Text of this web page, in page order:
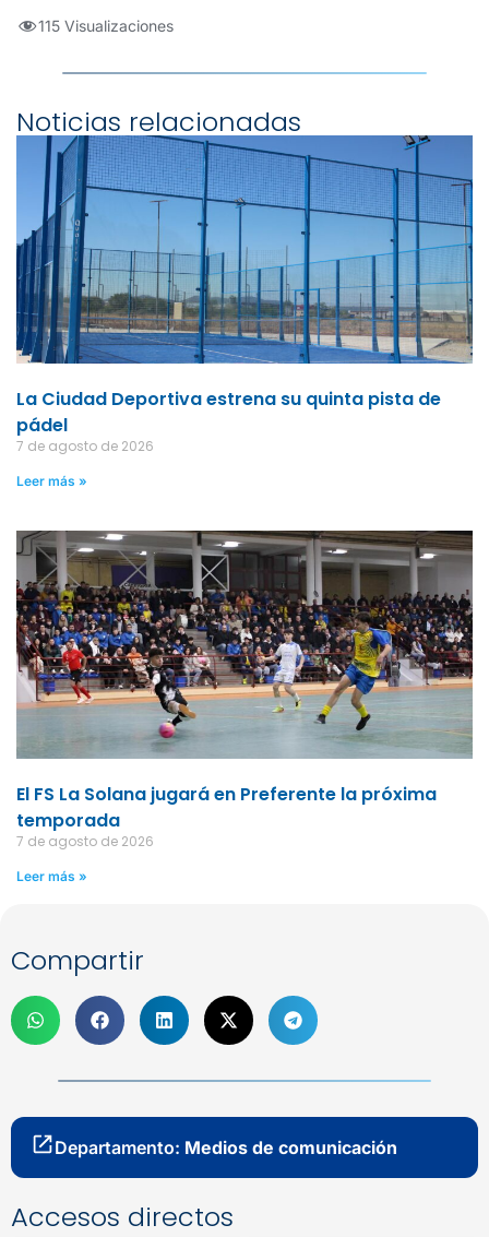
115 Visualizaciones
Noticias relacionadas
La Ciudad Deportiva estrena su quinta pista de
pádel
7 de agosto de 2026
Leer más »
El FS La Solana jugará en Preferente la próxima
temporada
7 de agosto de 2026
Leer más »
Compartir
Departamento: Medios de comunicación
Accesos directos